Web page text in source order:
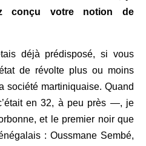
conçu votre notion de
déjà prédisposé, si vous
de révolte plus ou moins
société martiniquaise. Quand
en 32, à peu près —, je
et le premier noir que
: Oussmane Sembé,